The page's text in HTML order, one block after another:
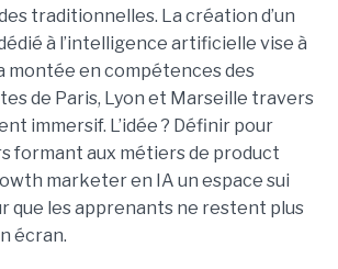
traditionnelles. La création d’un
à l’intelligence artificielle vise à
montée en compétences des
de Paris, Lyon et Marseille travers
immersif. L’idée ? Définir pour
formant aux métiers de product
marketer en IA un espace sui
que les apprenants ne restent plus
écran.